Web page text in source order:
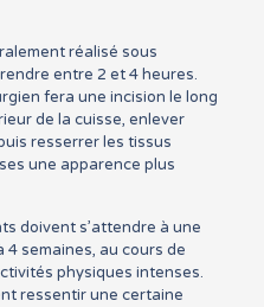
réalisé sous
entre 2 et 4 heures.
fera une incision le long
de la cuisse, enlever
resserrer les tissus
une apparence plus
doivent s’attendre à une
semaines, au cours de
physiques intenses.
ressentir une certaine